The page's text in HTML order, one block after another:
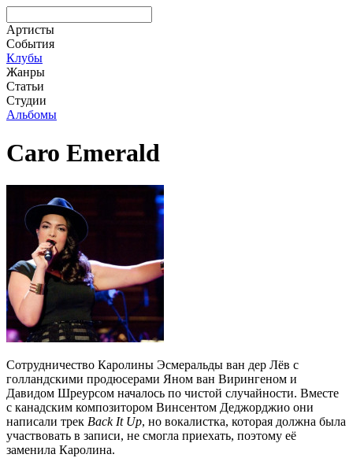
Артисты
События
Клубы
Жанры
Статьи
Студии
Альбомы
Caro Emerald
Сотрудничество Каролины Эсмеральды ван дер Лёв с
голландскими продюсерами Яном ван Вирингеном и
Давидом Шреурсом началось по чистой случайности. Вместе
с канадским композитором Винсентом Деджорджио они
написали трек Back It Up, но вокалистка, которая должна была
участвовать в записи, не смогла приехать, поэтому её
заменила Каролина.